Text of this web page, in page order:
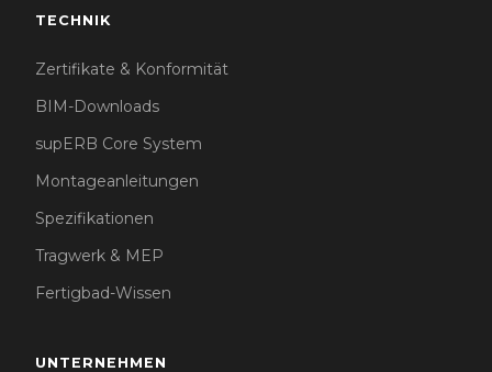
TECHNIK
Zertifikate & Konformität
BIM-Downloads
supERB Core System
Montageanleitungen
Spezifikationen
Tragwerk & MEP
Fertigbad-Wissen
UNTERNEHMEN